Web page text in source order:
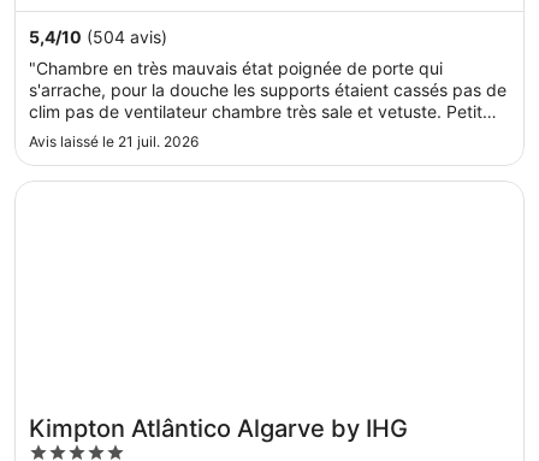
5,4/10 (504 avis)
"Chambre en très mauvais état poignée de porte qui
s'arrache, pour la douche les supports étaient cassés pas de
clim pas de ventilateur chambre très sale et vetuste. Petit
déjeuner horrible une machine à café du pain et de la
confiture bas de gamme rien d'autre. Personnel très mou, ne
nous respecte ..."
Avis laissé le 21 juil. 2026
Kimpton Atlântico Algarve by IHG
5
S’ouvre dans une nouvelle fenêtre
Kimpton Atlântico Algarve by IHG